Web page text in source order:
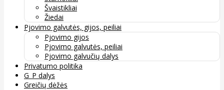
Švaistikliai
Žiedai
Pjovimo galvutės, gijos, peiliai
Pjovimo gijos
Pjovimo galvutės, peiliai
Pjovimo galvučių dalys
Privatumo politika
G_P dalys
Greičių dėžės